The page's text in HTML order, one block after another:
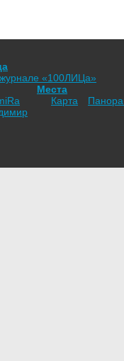
«100ЛИЦа»
Места
Карта